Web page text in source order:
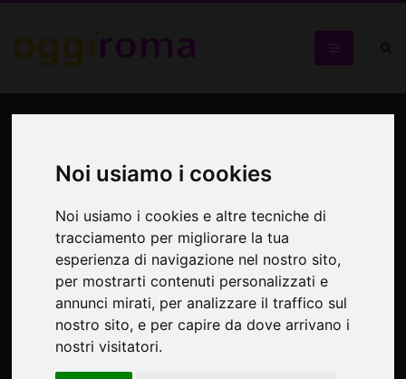
Noi usiamo i cookies
Noi usiamo i cookies e altre tecniche di
tracciamento per migliorare la tua
esperienza di navigazione nel nostro sito,
per mostrarti contenuti personalizzati e
annunci mirati, per analizzare il traffico sul
nostro sito, e per capire da dove arrivano i
nostri visitatori.
Il Suono della Memoria.
Concerto Griot
L'ultimo appuntamento di NAMUDA FEST 2021